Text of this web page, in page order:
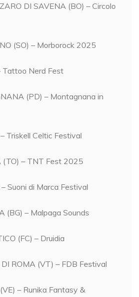
DI SAVENA (BO) – Circolo
(SO) – Morborock 2025
Nerd Fest
(PD) – Montagnana in
Triskell Celtic Festival
(TO) – TNT Fest 2025
Suoni di Marca Festival
(BG) – Malpaga Sounds
(FC) – Druidia
ROMA (VT) – FDB Festival
– Runika Fantasy &